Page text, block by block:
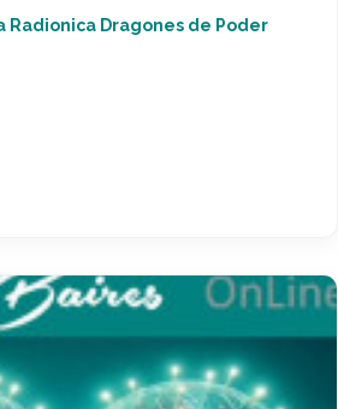
Radionica Dragones de Poder